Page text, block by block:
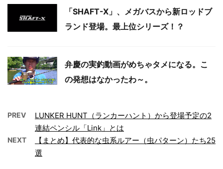
「SHAFT-X」、メガバスから新ロッドブ
ランド登場。最上位シリーズ！？
弁慶の実釣動画がめちゃタメになる。こ
の発想はなかったわ～。
PREV
LUNKER HUNT（ランカーハント）から登場予定の2
連結ペンシル「Link」とは
NEXT
【まとめ】代表的な虫系ルアー（虫パターン）たち25
選